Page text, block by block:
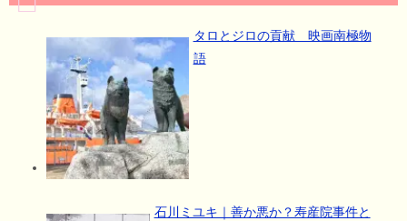
タロとジロの貢献 映画南極物
語
石川ミユキ｜善か悪か？寿産院事件と